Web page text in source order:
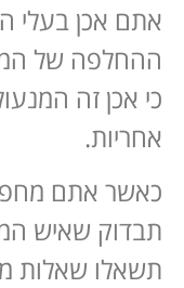
אתם אכן בעלי
ההחלפה של
כי אכן זה
אחריות.
כאשר אתם
תבדוק שאיש
תשאלו שאלות